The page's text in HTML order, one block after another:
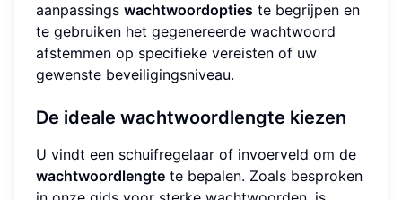
aanpassings wachtwoordopties te begrijpen en
te gebruiken het gegenereerde wachtwoord
afstemmen op specifieke vereisten of uw
gewenste beveiligingsniveau.
De ideale wachtwoordlengte kiezen
U vindt een schuifregelaar of invoerveld om de
wachtwoordlengte te bepalen. Zoals besproken